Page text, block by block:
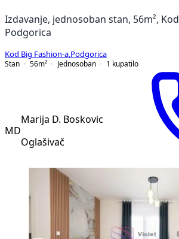
Izdavanje, jednosoban stan, 56m², Kod
Podgorica
Kod Big Fashion-a Podgorica
Stan
56m² Jednosoban 1 kupatilo
MD
Marija D. Boskovic
Oglašivač